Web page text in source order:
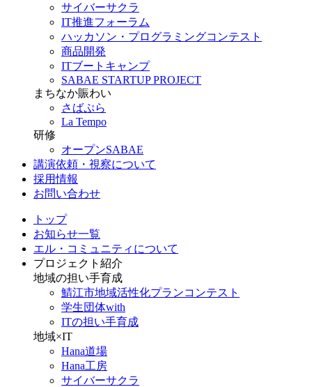
サイバーサクラ
IT推進フォーラム
ハッカソン・プログラミングコンテスト
商品開発
ITブートキャンプ
SABAE STARTUP PROJECT
まちなか賑わい
さばぷら
La Tempo
研修
オープンSABAE
講演依頼・視察について
採用情報
お問い合わせ
トップ
お知らせ一覧
エル・コミュニティについて
プロジェクト紹介
地域の担い手育成
鯖江市地域活性化プランコンテスト
学生団体with
ITの担い手育成
地域×IT
Hana道場
Hana工房
サイバーサクラ